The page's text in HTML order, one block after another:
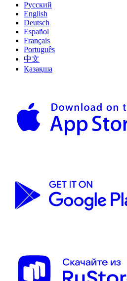
Русский
English
Deutsch
Español
Français
Português
中文
Қазақша